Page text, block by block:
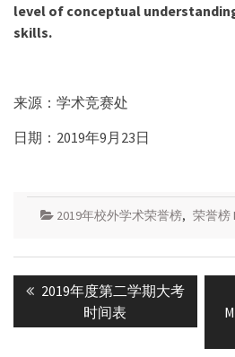
level of conceptual
skills.
来源：学术竞赛处
日期：2019年9月23日
2019年校外学术荣誉榜, 荣誉榜
Post
navigation
Previous
2019年度第二学期大考
时间表